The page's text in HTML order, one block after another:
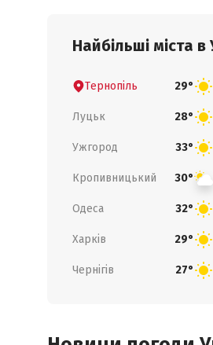
Найбільші міста в
Тернопіль 29°
Луцьк 28°
Ужгород 33°
Кропивницький 30°
Одеса 32°
Харків 29°
Чернігів 27°